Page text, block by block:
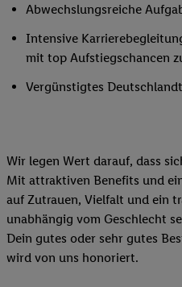
Abwechslungsreiche
Intensive
mit top Aufstiegschancen
Vergünstigtes
Wir legen Wert darauf, dass
Mit attraktiven Benefits und
auf Zutrauen, Vielfalt und ein
unabhängig vom Geschlecht
Dein gutes oder sehr gutes
wird von uns honoriert.